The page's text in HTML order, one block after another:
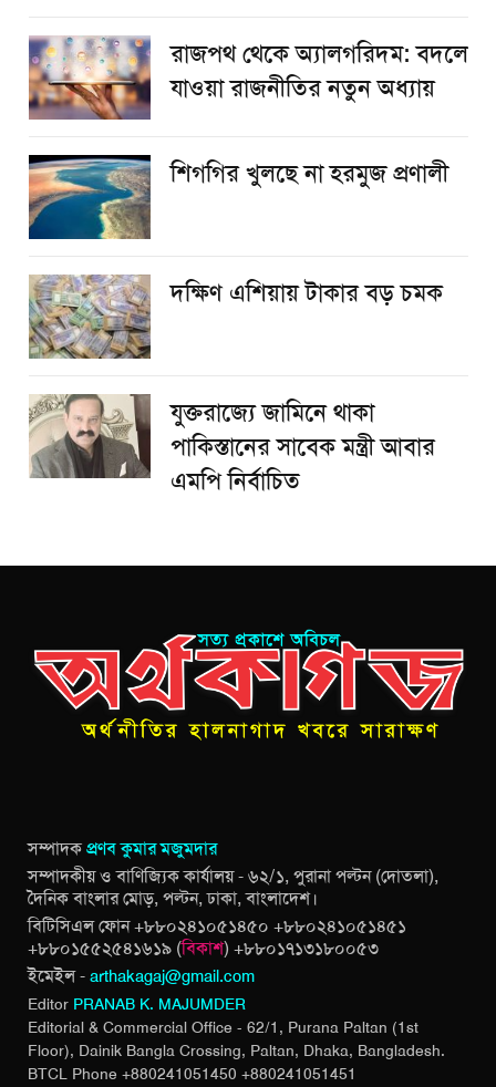
রাজপথ থেকে অ্যালগরিদম: বদলে
যাওয়া রাজনীতির নতুন অধ্যায়
শিগগির খুলছে না হরমুজ প্রণালী
দক্ষিণ এশিয়ায় টাকার বড় চমক
যুক্তরাজ্যে জামিনে থাকা
পাকিস্তানের সাবেক মন্ত্রী আবার
এমপি নির্বাচিত
সম্পাদকপ্রণব কুমার মজুমদার
সম্পাদকীয় ও বাণিজ্যিক কার্যালয় - ৬২/১, পুরানা পল্টন (দোতলা),
দৈনিক বাংলার মোড়, পল্টন, ঢাকা, বাংলাদেশ।
বিটিসিএল ফোন +৮৮০২৪১০৫১৪৫০ +৮৮০২৪১০৫১৪৫১
+৮৮০১৫৫২৫৪১৬১৯ (বিকাশ) +৮৮০১৭১৩১৮০০৫৩
ইমেইল - arthakagaj@gmail.com
Editor PRANAB K. MAJUMDER
Editorial & Commercial Office - 62/1, Purana Paltan (1st
Floor), Dainik Bangla Crossing, Paltan, Dhaka, Bangladesh.
BTCL Phone +880241051450 +880241051451